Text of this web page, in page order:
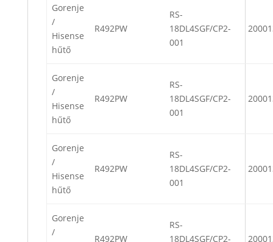
Gorenje
/
Hisense
hűtő
R492PW
RS-
18DL4SGF/CP2-
001
Gorenje
/
Hisense
hűtő
R492PW
RS-
18DL4SGF/CP2-
001
Gorenje
/
Hisense
hűtő
R492PW
RS-
18DL4SGF/CP2-
001
Gorenje
/
R492PW
RS-
18DL4SGF/CP2-